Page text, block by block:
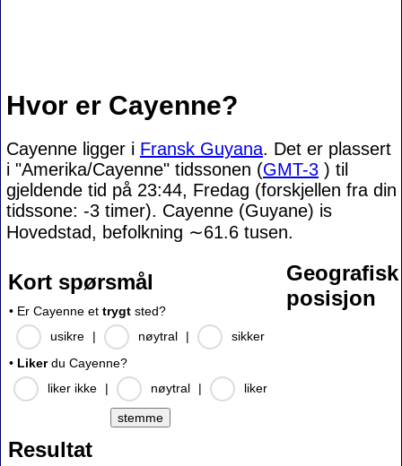
Hvor er Cayenne?
Cayenne ligger i Fransk Guyana. Det er plassert
i "Amerika/Cayenne" tidssonen (GMT-3 ) til
gjeldende tid på 23:44, Fredag (forskjellen fra din
tidssone: -3 timer). Cayenne (Guyane) is
Hovedstad, befolkning ∼61.6 tusen.
Kort spørsmål
• Er Cayenne et trygt sted?
usikre
| nøytral |
sikker
• Likerdu Cayenne?
liker ikke
| nøytral | liker
Resultat
Geografisk
posisjon